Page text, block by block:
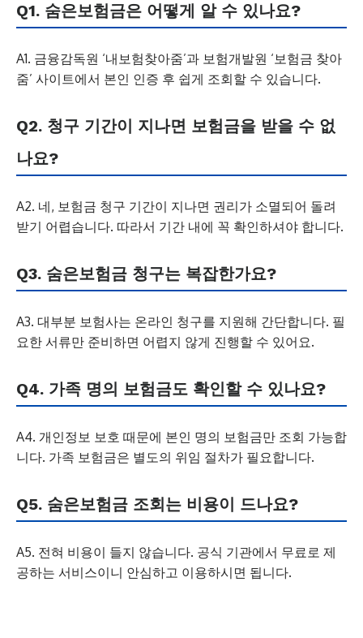
Q1. 숨은보험금은 어떻게 알 수 있나요?
A1. 금융감독원 ‘내보험찾아줌’과 보험개발원 ‘보험금 찾아
줌’ 사이트에서 본인 인증 후 쉽게 조회할 수 있습니다.
Q2. 청구 기간이 지나면 보험금을 받을 수 없
나요?
A2. 네, 보험금 청구 기간이 지나면 권리가 소멸되어 돌려
받기 어렵습니다. 따라서 기간 내에 꼭 확인하셔야 합니다.
Q3. 숨은보험금 청구는 복잡한가요?
A3. 대부분 보험사는 온라인 청구를 지원해 간단합니다. 필
요한 서류만 준비하면 어렵지 않게 진행할 수 있어요.
Q4. 가족 명의 보험금도 확인할 수 있나요?
A4. 개인정보 보호 때문에 본인 명의 보험금만 조회 가능합
니다. 가족 보험금은 별도의 위임 절차가 필요합니다.
Q5. 숨은보험금 조회는 비용이 드나요?
A5. 전혀 비용이 들지 않습니다. 공식 기관에서 무료로 제
공하는 서비스이니 안심하고 이용하시면 됩니다.